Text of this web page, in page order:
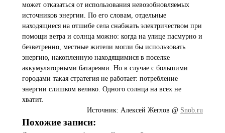
может отказаться от использования невозобновляемых
источников энергии. По его словам, отдельные
находящиеся на отшибе села снабжать электричеством при
помощи ветра и солнца можно: когда на улице пасмурно и
безветренно, местные жители могли бы использовать
энергию, накопленную находящимися в поселке
аккумуляторными батареями. Но в случае с большими
городами такая стратегия не работает: потребление
энергии слишком велико. Одного солнца на всех не
хватит.
Источник: Алексей Жеглов @ Snob.ru
Похожие записи: